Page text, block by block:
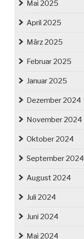
Mai 2025
April 2025
März 2025
Februar 2025
Januar 2025
Dezember 2024
November 2024
Oktober 2024
September 2024
August 2024
Juli 2024
Juni 2024
Mai 2024